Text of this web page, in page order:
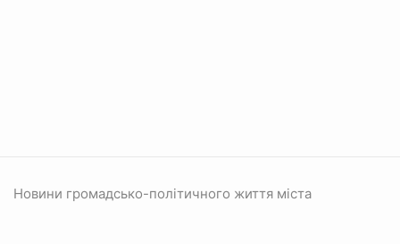
Новини громадсько-політичного життя міста